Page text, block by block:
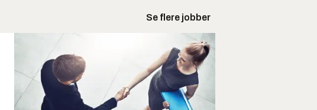
Se flere jobber